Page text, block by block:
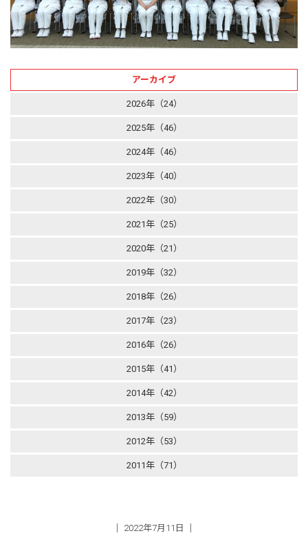
アーカイブ
2026年（24）
2025年（46）
2024年（46）
2023年（40）
2022年（30）
2021年（25）
2020年（21）
2019年（32）
2018年（26）
2017年（23）
2016年（26）
2015年（41）
2014年（42）
2013年（59）
2012年（53）
2011年（71）
│ 2022年7月11日 │